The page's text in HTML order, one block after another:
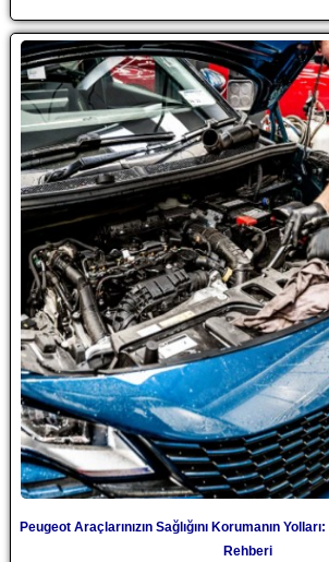
Peugeot Araçlarınızın Sağlığını Korumanın
Rehberi